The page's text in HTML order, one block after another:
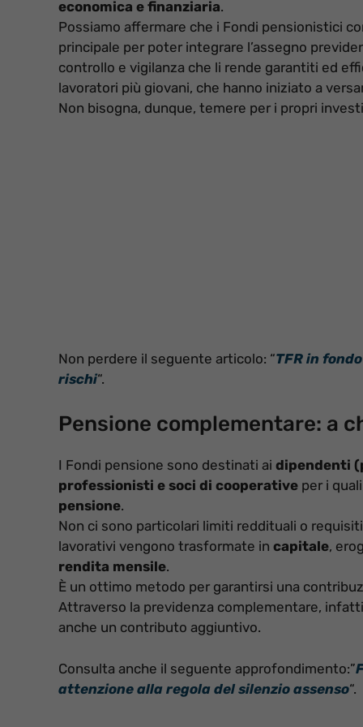
economica e finanziaria.
Possiamo affermare che i Fondi pensionistici
principale per poter integrare l’assegno
controllo e vigilanza che li rende garantiti ed
lavoratori più giovani, che hanno iniziato a
Non bisogna, dunque, temere per i propri
Non perdere il seguente articolo: “TFR in
rischi“.
Pensione complementare: a
I Fondi pensione sono destinati ai dipendenti
professionisti e soci di cooperative per i
pensione.
Non ci sono particolari limiti reddituali o
lavorativi vengono trasformate in capitale,
rendita mensile.
È un ottimo metodo per garantirsi una
Attraverso la previdenza complementare,
anche un contributo aggiuntivo.
Consulta anche il seguente approfondimento:”
attenzione alla regola del silenzio assenso“.